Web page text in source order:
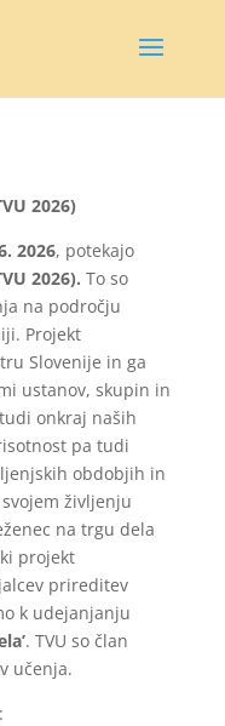
2026)
2026, potekajo
2026). To so
na področju
Projekt
Slovenije in ga
ustanov, skupin in
onkraj naših
pa tudi
obdobjih in
življenju
na trgu dela
projekt
prireditev
k udejanjanju
. TVU so član
učenja.